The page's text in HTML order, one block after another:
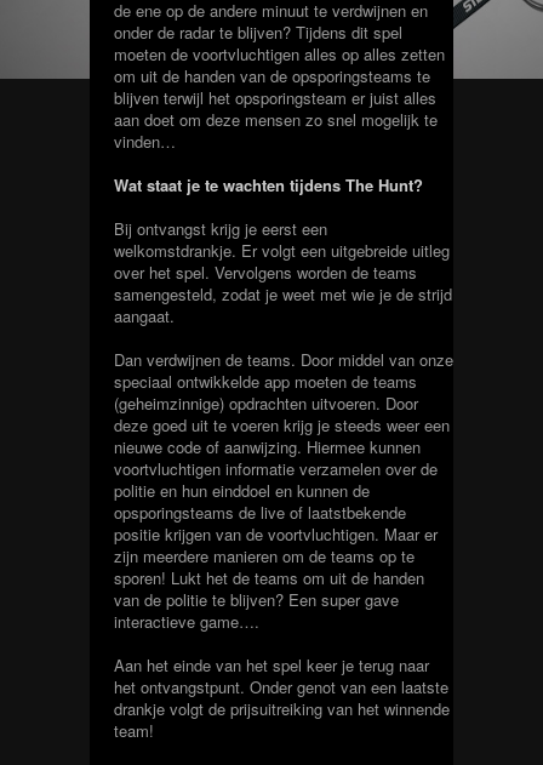
de ene op de andere minuut te verdwijnen en
onder de radar te blijven? Tijdens dit spel
moeten de voortvluchtigen alles op alles zetten
om uit de handen van de opsporingsteams te
blijven terwijl het opsporingsteam er juist alles
aan doet om deze mensen zo snel mogelijk te
vinden…
Wat staat je te wachten tijdens The Hunt?
Bij ontvangst krijg je eerst een
welkomstdrankje. Er volgt een uitgebreide uitleg
over het spel. Vervolgens worden de teams
samengesteld, zodat je weet met wie je de strijd
aangaat.
Dan verdwijnen de teams. Door middel van onze
speciaal ontwikkelde app moeten de teams
(geheimzinnige) opdrachten uitvoeren. Door
deze goed uit te voeren krijg je steeds weer een
nieuwe code of aanwijzing. Hiermee kunnen
voortvluchtigen informatie verzamelen over de
politie en hun einddoel en kunnen de
opsporingsteams de live of laatstbekende
positie krijgen van de voortvluchtigen. Maar er
zijn meerdere manieren om de teams op te
sporen! Lukt het de teams om uit de handen
van de politie te blijven? Een super gave
interactieve game….
Aan het einde van het spel keer je terug naar
het ontvangstpunt. Onder genot van een laatste
drankje volgt de prijsuitreiking van het winnende
team!